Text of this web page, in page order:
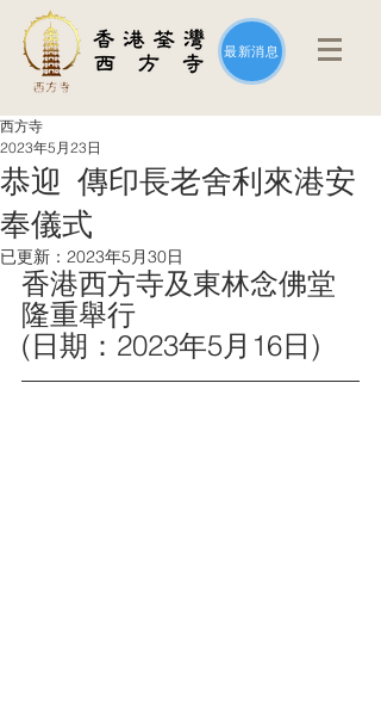
最新消息
恭迎 傳印長老舍利來港安
奉儀式
西方寺
2023年5月23日
已更新： 2023年5月30日
香港西方寺及東林念佛堂
隆重舉行
(日期：2023年5月16日)